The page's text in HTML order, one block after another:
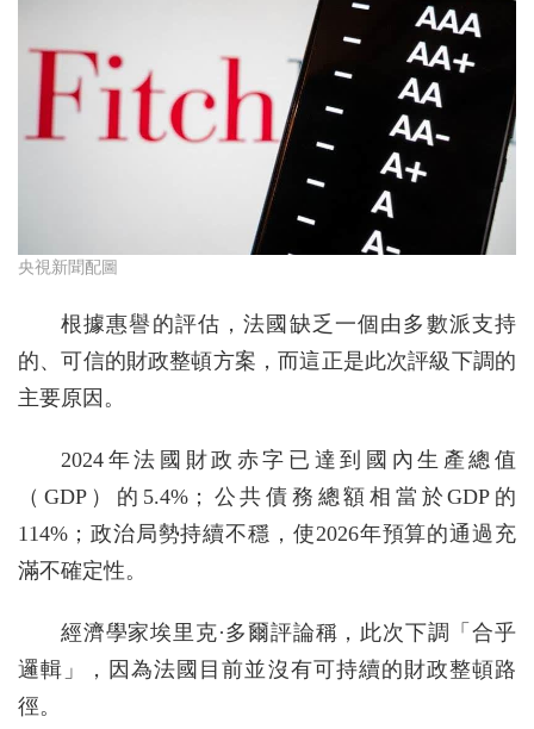
央視新聞配圖
根據惠譽的評估，法國缺乏一個由多數派支持
的、可信的財政整頓方案，而這正是此次評級下調的
主要原因。
2024年法國財政赤字已達到國內生產總值
（GDP）的5.4%；公共債務總額相當於GDP的
114%；政治局勢持續不穩，使2026年預算的通過充
滿不確定性。
經濟學家埃里克·多爾評論稱，此次下調「合乎
邏輯」，因為法國目前並沒有可持續的財政整頓路
徑。